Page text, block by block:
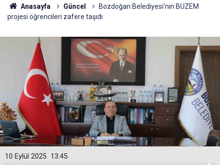
Anasayfa Güncel
Bozdoğan Belediyesi’nin BUZEM
projesi öğrencileri zafere taşıdı
13:45
10 Eylül 2025